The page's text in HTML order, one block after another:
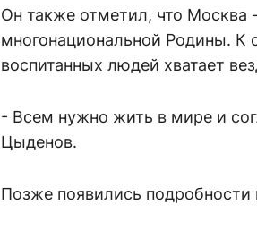
Он также отметил, что
многонациональной Родины. К
воспитанных людей хватает
- Всем нужно жить в мире и
Цыденов.
Позже появились подробности